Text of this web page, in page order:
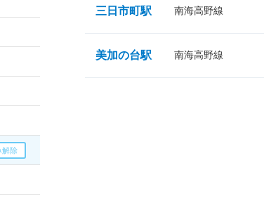
三日市町駅 南海高野線
美加の台駅 南海高野線